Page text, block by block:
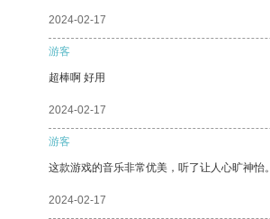
2024-02-17
游客
超棒啊 好用
2024-02-17
游客
这款游戏的音乐非常优美，听了让人心旷神怡。
2024-02-17